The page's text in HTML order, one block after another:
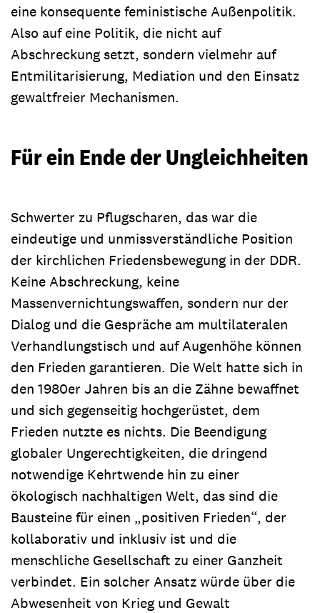
eine konsequente feministische Außenpolitik.
Also auf eine Politik, die nicht auf
Abschreckung setzt, sondern vielmehr auf
Entmilitarisierung, Mediation und den Einsatz
gewaltfreier Mechanismen.
Für ein Ende der Ungleichheiten
Schwerter zu Pflugscharen, das war die
eindeutige und unmissverständliche Position
der kirchlichen Friedensbewegung in der DDR.
Keine Abschreckung, keine
Massenvernichtungswaffen, sondern nur der
Dialog und die Gespräche am multilateralen
Verhandlungstisch und auf Augenhöhe können
den Frieden garantieren. Die Welt hatte sich in
den 1980er Jahren bis an die Zähne bewaffnet
und sich gegenseitig hochgerüstet, dem
Frieden nutzte es nichts. Die Beendigung
globaler Ungerechtigkeiten, die dringend
notwendige Kehrtwende hin zu einer
ökologisch nachhaltigen Welt, das sind die
Bausteine für einen „positiven Frieden“, der
kollaborativ und inklusiv ist und die
menschliche Gesellschaft zu einer Ganzheit
verbindet. Ein solcher Ansatz würde über die
Abwesenheit von Krieg und Gewalt